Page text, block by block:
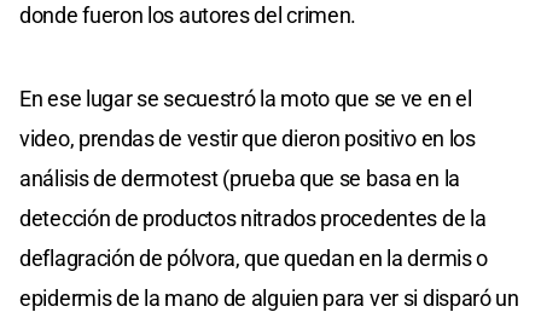
donde fueron los autores del crimen.
En ese lugar se secuestró la moto que se ve en el
video, prendas de vestir que dieron positivo en los
análisis de dermotest (prueba que se basa en la
detección de productos nitrados procedentes de la
deflagración de pólvora, que quedan en la dermis o
epidermis de la mano de alguien para ver si disparó un